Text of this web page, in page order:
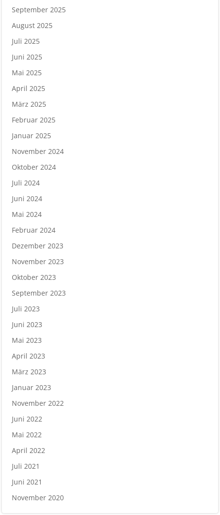
September 2025
August 2025
Juli 2025
Juni 2025
Mai 2025
April 2025
März 2025
Februar 2025
Januar 2025
November 2024
Oktober 2024
Juli 2024
Juni 2024
Mai 2024
Februar 2024
Dezember 2023
November 2023
Oktober 2023
September 2023
Juli 2023
Juni 2023
Mai 2023
April 2023
März 2023
Januar 2023
November 2022
Juni 2022
Mai 2022
April 2022
Juli 2021
Juni 2021
November 2020